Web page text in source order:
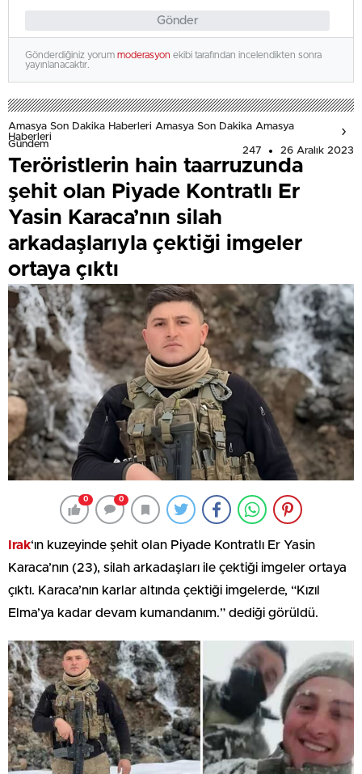
Gönder
Gönderdiğiniz yorum moderasyon ekibi tarafından incelendikten sonra
yayınlanacaktır.
Amasya Son Dakika Haberleri Amasya Son Dakika Amasya
Haberleri
Gündem
247 26 Aralık 2023
Teröristlerin hain taarruzunda
şehit olan Piyade Kontratlı Er
Yasin Karaca’nın silah
arkadaşlarıyla çektiği imgeler
ortaya çıktı
0 0
Irak‘ın kuzeyinde şehit olan Piyade Kontratlı Er Yasin
Karaca’nın (23), silah arkadaşları ile çektiği imgeler ortaya
çıktı. Karaca’nın karlar altında çektiği imgelerde, “Kızıl
Elma’ya kadar devam kumandanım.” dediği görüldü.